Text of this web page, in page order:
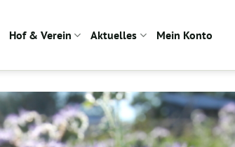
Hof & Verein Aktuelles Mein Konto